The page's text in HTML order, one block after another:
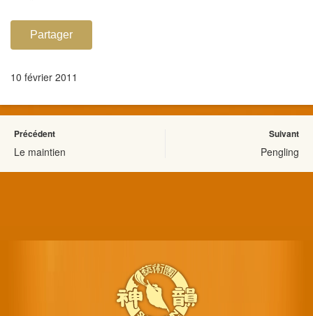
Partager
10 février 2011
Précédent
Le maintien
Suivant
Pengling